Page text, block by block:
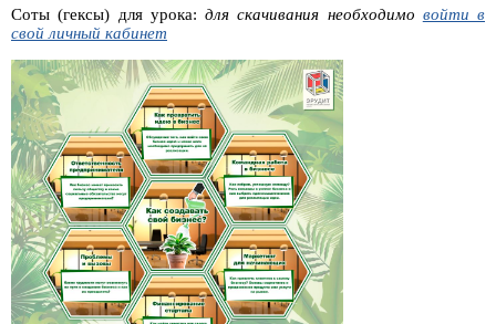
Соты (гексы) для урока: для скачивания необходимо войти в
свой личный кабинет